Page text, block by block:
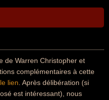
de Warren Christopher et
complémentaires à cette
lien . Après délibération (si
est intéressant), nous